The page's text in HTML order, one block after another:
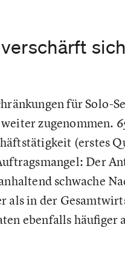
für Solo-
zugenommen.
(erstes
Der
schwache
als in der
ebenfalls